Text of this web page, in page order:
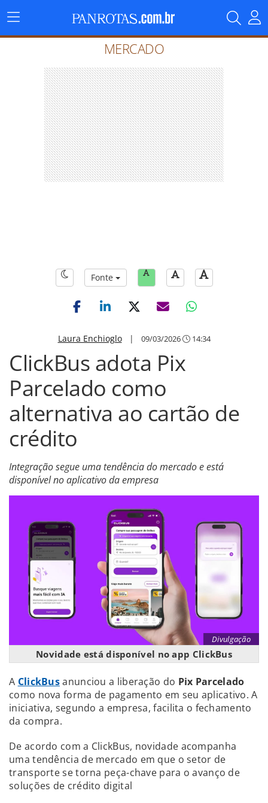
Menu
Principal
MERCADO
Fonte
Laura Enchioglo| 09/03/2026 14:34
ClickBus adota Pix
Parcelado como
alternativa ao cartão de
crédito
Integração segue uma tendência do mercado e está
disponível no aplicativo da empresa
Divulgação
Novidade está disponível no app ClickBus
A ClickBusanunciou a liberação do Pix Parcelado
como nova forma de pagamento em seu aplicativo. A
iniciativa, segundo a empresa, facilita o fechamento
da compra.
De acordo com a ClickBus, novidade acompanha
uma tendência de mercado em que o setor de
transporte se torna peça-chave para o avanço de
soluções de crédito digital